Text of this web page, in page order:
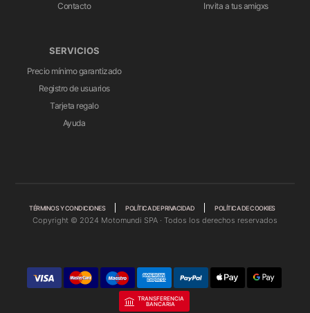
Contacto
Invita a tus amigxs
SERVICIOS
Precio mínimo garantizado
Registro de usuarios
Tarjeta regalo
Ayuda
TÉRMINOS Y CONDICIONES POLÍTICA DE PRIVACIDAD POLÍTICA DE COOKIES
Copyright © 2024 Motomundi SPA · Todos los derechos reservados
TRANSFERENCIA
BANCARIA